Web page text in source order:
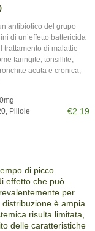
antibiotico del grupo
di un’effetto battericida
trattamento di malattie
faringite, tonsillite,
acuta e cronica,
Pillole
€2.19
di picco
effetto che può
per
è ampia
risulta limitata,
delle caratteristiche